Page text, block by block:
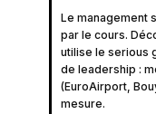
Le management
par le cours.
utilise le serious
de leadership :
(EuroAirport,
mesure.